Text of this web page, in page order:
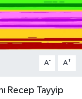
A- A+
Recep Tayyip